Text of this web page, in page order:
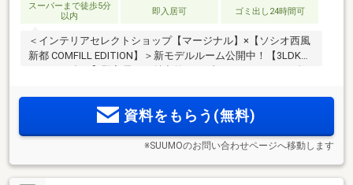
スーパーまで徒歩5分
以内
即入居可 ゴミ出し24時間可
＜インテリアセレクトショップ【マージナル】×【ソシオ西風
新都 COMFILL EDITION】＞新モデルルーム公開中！【3LDK
約19分/注1。「セントラルシティ中央」バス停より「広島バ
スセンター」へ約26分/注2資料をもらう(無料)
※SUUMOのお問い合わせページへ移動します